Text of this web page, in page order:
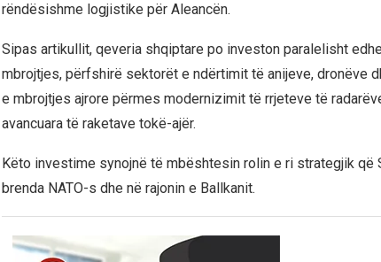
rëndësishme logjistike për Aleancën.
Sipas artikullit, qeveria shqiptare po investon paralelisht
mbrojtjes, përfshirë sektorët e ndërtimit të anijeve, dronëve
e mbrojtjes ajrore përmes modernizimit të rrjeteve të
avancuara të raketave tokë-ajër.
Këto investime synojnë të mbështesin rolin e ri strategjik që
brenda NATO-s dhe në rajonin e Ballkanit.